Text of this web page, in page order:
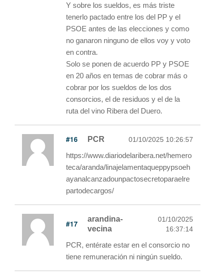
Y sobre los sueldos, es más triste
tenerlo pactado entre los del PP y el
PSOE antes de las elecciones y como
no ganaron ninguno de ellos voy y voto
en contra.
Solo se ponen de acuerdo PP y PSOE
en 20 años en temas de cobrar más o
cobrar por los sueldos de los dos
consorcios, el de residuos y el de la
ruta del vino Ribera del Duero.
#16 PCR 01/10/2025 10:26:57
https://www.diariodelaribera.net/hemero
teca/aranda/linajelamentaqueppypsoeh
ayanalcanzadounpactosecretoparaelre
partodecargos/
#17
arandina-
vecina
01/10/2025
16:37:14
PCR, entérate estar en el consorcio no
tiene remuneración ni ningún sueldo.